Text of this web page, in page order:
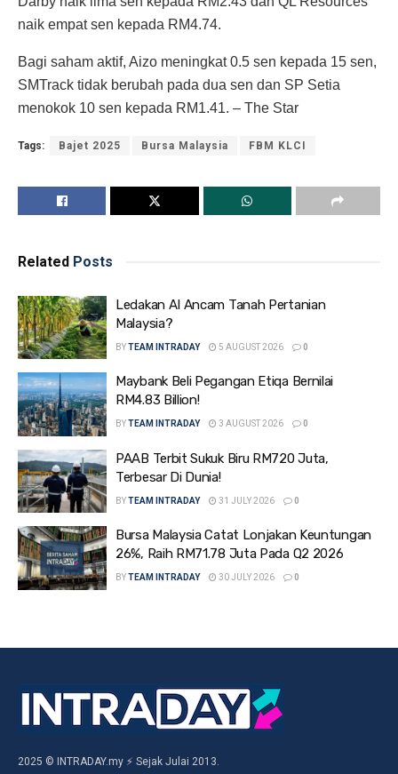
naik empat sen kepada RM4.74.
Bagi saham aktif, Aizo meningkat 0.5 sen kepada 15 sen,
SMTrack tidak berubah pada dua sen dan SP Setia
menokok 10 sen kepada RM1.41. – The Star
Tags: Bajet 2025 Bursa Malaysia FBM KLCI
Related Posts
Ledakan AI Ancam Tanah Pertanian
Malaysia?
BYTEAM INTRADAY 5 AUGUST 2026 0
Maybank Beli Pegangan Etiqa Bernilai
RM4.83 Billion!
BY TEAM INTRADAY 3 AUGUST 2026 0
PAAB Terbit Sukuk Biru RM720 Juta,
Terbesar Di Dunia!
BYTEAM INTRADAY 31 JULY 2026 0
Bursa Malaysia Catat Lonjakan Keuntungan
26%, Raih RM71.78 Juta Pada Q2 2026
BY TEAM INTRADAY 30 JULY 2026 0
2025 © INTRADAY.my ⚡ Sejak Julai 2013.